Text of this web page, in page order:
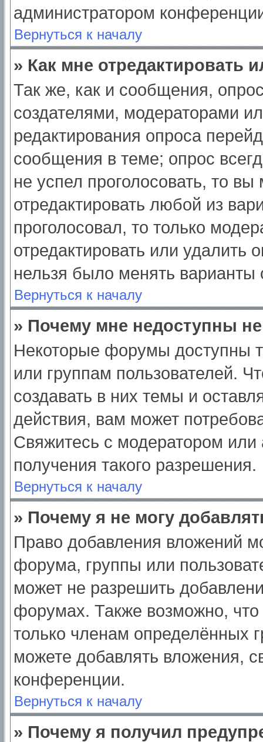
администратором
Вернуться к началу
» Как мне отредактировать
Так же, как и сообщения,
создателями, модераторами
редактирования опроса
сообщения в теме; опрос
не успел проголосовать, то
отредактировать любой из
проголосовал, то только
отредактировать или удалить
нельзя было менять варианты
Вернуться к началу
» Почему мне недоступны
Некоторые форумы доступны
или группам пользователей.
создавать в них темы и
действия, вам может
Свяжитесь с модератором
получения такого разрешения.
Вернуться к началу
» Почему я не могу
Право добавления вложений
форума, группы или
может не разрешить
форумах. Также возможно,
только членам определённых
можете добавлять вложения,
конференции.
Вернуться к началу
» Почему я получил